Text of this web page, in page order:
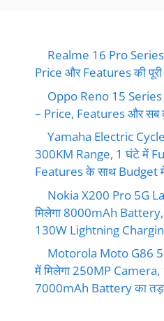
Realme 16 Pro Series
Price और Features की पूरी
Oppo Reno 15 Series
– Price, Features और
Yamaha Electric
300KM Range, 1 घंटे में
Features के साथ Budget
Nokia X200 Pro 5G
मिलेगा 8000mAh
130W Lightning
Motorola Moto G86
में मिलेगा 250MP
7000mAh Battery का